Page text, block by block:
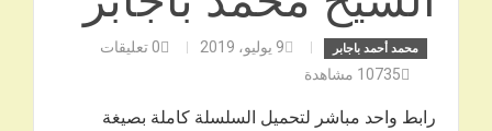
محمد أحمد باجابر 9 يوليو، 2019 0تعليقات
10735 مشاهدة
رابط واحد مباشر لتحميل السلسلة كاملة بصيغة